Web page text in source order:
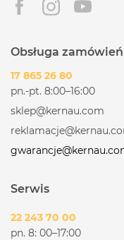
Obsługa
17 865 26 80
pn.-pt. 8:00–16:00
sklep@kernau.com
Serwis
22 243 70 00
pn. 8: 00–17:00